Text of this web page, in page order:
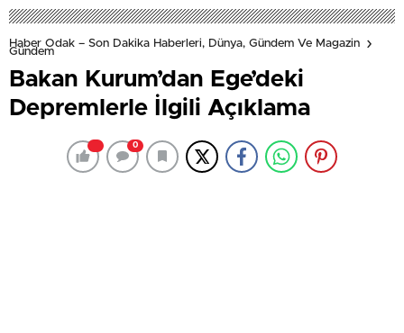
Haber Odak – Son Dakika Haberleri, Dünya, Gündem Ve Magazin
Gündem
Bakan Kurum’dan Ege’deki
Depremlerle İlgili Açıklama
0